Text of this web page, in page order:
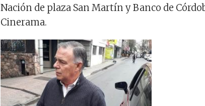
Nación de plaza San Martín y Banco de
Cinerama.